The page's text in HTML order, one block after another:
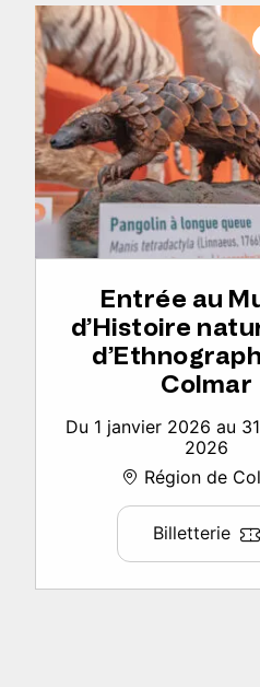
Entrée au
d’Histoire
Colmar
Du 1 janvier 2026 au
2026
Région de
Billetterie